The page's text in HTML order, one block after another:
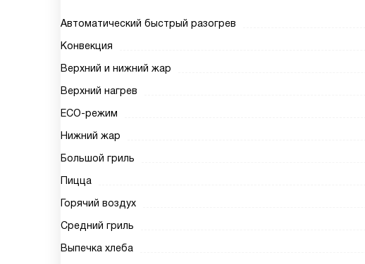
Автоматический быстрый разогрев
Конвекция
Верхний и нижний жар
Верхний нагрев
ECO-режим
Нижний жар
Большой гриль
Пицца
Горячий воздух
Средний гриль
Выпечка хлеба